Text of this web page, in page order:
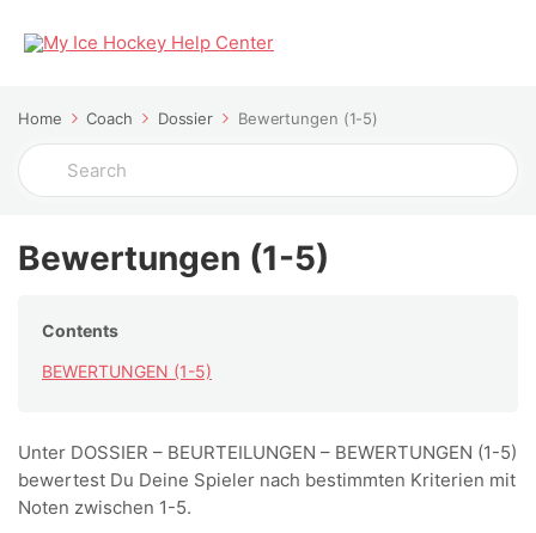
Home Coach Dossier Bewertungen (1-5)
Search
For
Bewertungen (1-5)
Contents
BEWERTUNGEN (1-5)
Unter DOSSIER – BEURTEILUNGEN – BEWERTUNGEN (1-5)
bewertest Du Deine Spieler nach bestimmten Kriterien mit
Noten zwischen 1-5.